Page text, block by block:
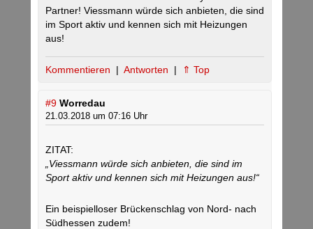
Partner! Viessmann würde sich anbieten, die sind
im Sport aktiv und kennen sich mit Heizungen
aus!
Kommentieren | Antworten | ⇑ Top
#9 Worredau
21.03.2018 um 07:16 Uhr
ZITAT:
„Viessmann würde sich anbieten, die sind im
Sport aktiv und kennen sich mit Heizungen aus!“
Ein beispielloser Brückenschlag von Nord- nach
Südhessen zudem!